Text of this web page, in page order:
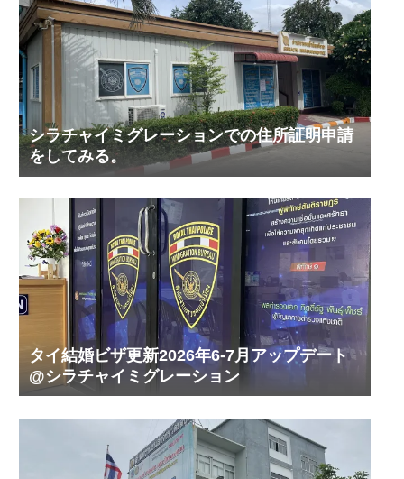
シラチャイミグレーションでの住所証明申請
をしてみる。
タイ結婚ビザ更新2026年6-7月アップデート
@シラチャイミグレーション